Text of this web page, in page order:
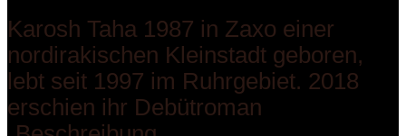
Karosh Taha 1987 in Zaxo einer
nordirakischen Kleinstadt geboren,
lebt seit 1997 im Ruhrgebiet. 2018
erschien ihr Debütroman